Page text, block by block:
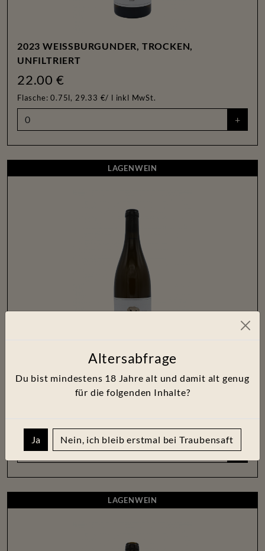
Altersabfrage
Du bist mindestens 18 Jahre alt und damit alt genug
für die folgenden Inhalte?
Ja Nein, ich bleib erstmal bei Traubensaft
2023 WEISSBURGUNDER, TROCKEN,
UNFILTRIERT
22.00 €
Flasche: 0.75l, 29.33 €/ l inkl MwSt.
+
LAGENWEIN
2022 WEISSBURGUNDER, TROCKEN,
UNFILTRIERT
Flasche: 0.75l, 29.33 €/ l inkl MwSt.
+
LAGENWEIN